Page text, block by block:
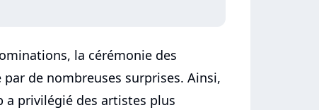
la cérémonie des
de nombreuses surprises. Ainsi,
privilégié des artistes plus